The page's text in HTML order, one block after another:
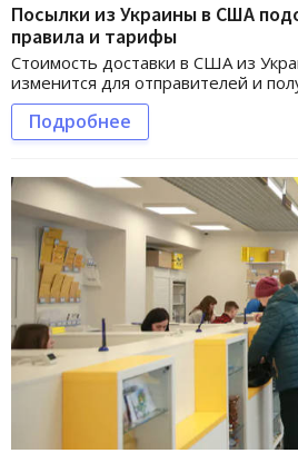
Посылки из Украины в США
правила и тарифы
Стоимость доставки в США из
изменится для отправителей и
Подробнее